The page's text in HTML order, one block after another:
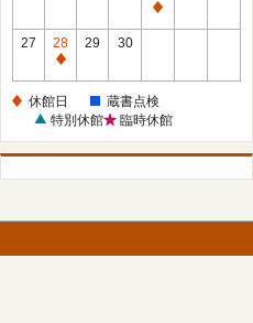
休
27
28
休
日
29 30
休館日
蔵書点検
特別休館
臨時休館